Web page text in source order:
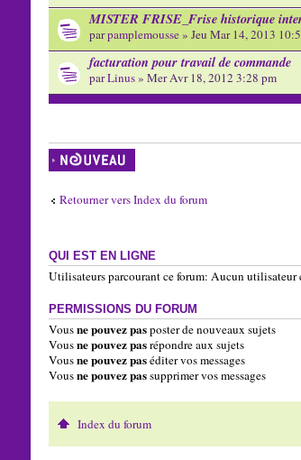
MISTER FRISE_Frise historique
parpamplemousse» Jeu Mar 14, 2013
facturation pour travail de commande
parLinus» Mer Avr 18, 2012 3:28 pm
Écrire un nouveau
sujet
Retourner vers Index du forum
QUI EST EN LIGNE
Utilisateurs parcourant ce forum: Aucun utilisateur
PERMISSIONS DU FORUM
Vousne pouvez pasposter de nouveaux sujets
Vousne pouvez pasrépondre aux sujets
Vousne pouvez paséditer vos messages
Vousne pouvez passupprimer vos messages
Index du forum